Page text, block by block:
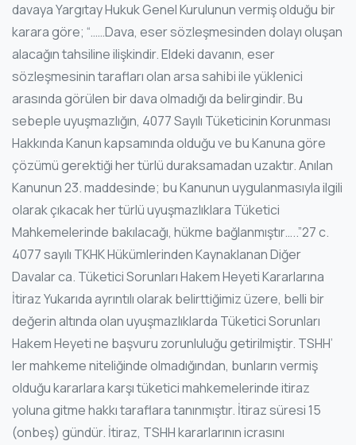
davaya Yargıtay Hukuk Genel Kurulunun vermiş olduğu bir
karara göre; “……Dava, eser sözleşmesinden dolayı oluşan
alacağın tahsiline ilişkindir. Eldeki davanın, eser
sözleşmesinin tarafları olan arsa sahibi ile yüklenici
arasında görülen bir dava olmadığı da belirgindir. Bu
sebeple uyuşmazlığın, 4077 Sayılı Tüketicinin Korunması
Hakkında Kanun kapsamında olduğu ve bu Kanuna göre
çözümü gerektiği her türlü duraksamadan uzaktır. Anılan
Kanunun 23. maddesinde; bu Kanunun uygulanmasıyla ilgili
olarak çıkacak her türlü uyuşmazlıklara Tüketici
Mahkemelerinde bakılacağı, hükme bağlanmıştır…..”27 c.
4077 sayılı TKHK Hükümlerinden Kaynaklanan Diğer
Davalar ca. Tüketici Sorunları Hakem Heyeti Kararlarına
İtiraz Yukarıda ayrıntılı olarak belirttiğimiz üzere, belli bir
değerin altında olan uyuşmazlıklarda Tüketici Sorunları
Hakem Heyeti ne başvuru zorunluluğu getirilmiştir. TSHH’
ler mahkeme niteliğinde olmadığından, bunların vermiş
olduğu kararlara karşı tüketici mahkemelerinde itiraz
yoluna gitme hakkı taraflara tanınmıştır. İtiraz süresi 15
(onbeş) gündür. İtiraz, TSHH kararlarının icrasını